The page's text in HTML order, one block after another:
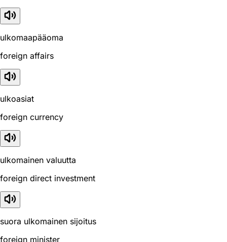
ulkomaapääoma
foreign affairs
ulkoasiat
foreign currency
ulkomainen valuutta
foreign direct investment
suora ulkomainen sijoitus
foreign minister